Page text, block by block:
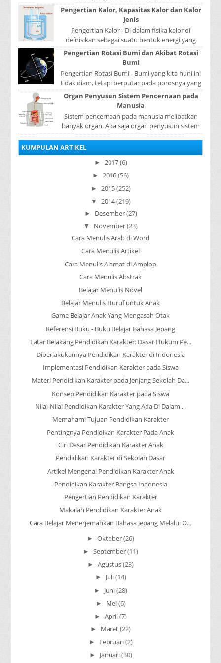
kerajaan Samudera Pasai merupakan kerajaan ...
Pengertian Kalor, Kapasitas Kalor dan Kalor
Jenis
Pengertian Kalor - Di dalam fisika kalor di
defnisikan sebagai suatu bentuk energi yang
dapat berpindah atau mengalir dari benda yang
...
Pengertian Rotasi Bumi dan Akibat Rotasi
Bumi
Pengertian Rotasi Bumi - Bumi yang kita huni ini
tidak diam, tetapi berputar pada porosnya yang
disebut rotasi bumi. Waktu yang diperlukan...
Organ Penyusun Sistem Pencernaan pada
Manusia
Sistem pencernaan pada manusia melibatkan
banyak organ. Apa saja organ penyusun sistem
pencernaan pada manusia ? Organ penyusun
KUMPULAN ARTIKEL
► 2017(6)
► 2016(56)
► 2015(252)
▼ 2014(219)
► Desember(27)
▼ November(23)
Cara Menulis Arab di Word
Cara Menulis Artikel
Cara Menulis Alamat di Amplop
Cara Menulis Abstrak
Belajar Menulis Novel
Belajar Menulis Huruf untuk Anak
Game Belajar Anak Yang Mengasah Otak
Referensi Buku - Buku Belajar Bahasa Jepang
Latar Belakang Pendidikan Karakter: Dasar Hukum Pe...
Diberlakukannya Pendidikan Karakter di Indonesia
Implementasi Pendidikan Karakter pada Siswa
Materi Pendidikan Karakter pada Jenjang Sekolah Da...
Konsep Pendidikan Karakter pada Siswa
Nilai-Nilai Pendidikan Karakter Yang Ada Di Dalam ...
Memahami Tujuan Pendidikan Karakter
Pentingnya Pendidikan Karakter Pada Anak
Ciri Dasar Pendidikan Karakter Anak
Pendidikan Karakter di Sekolah Dasar
Artikel Mengenai Pendidikan Karakter Anak
Pendidikan Karakter Bangsa Indonesia
Pengertian Pendidikan Karakter
Makalah Pendidikan Karakter Anak
Cara Belajar Menerjemahkan Bahasa Jepang Melalui O...
► Oktober(26)
► September(11)
► Agustus(23)
► Juli(14)
► Juni(28)
► Mei(6)
► April(7)
► Maret(22)
► Februari(2)
► Januari(30)